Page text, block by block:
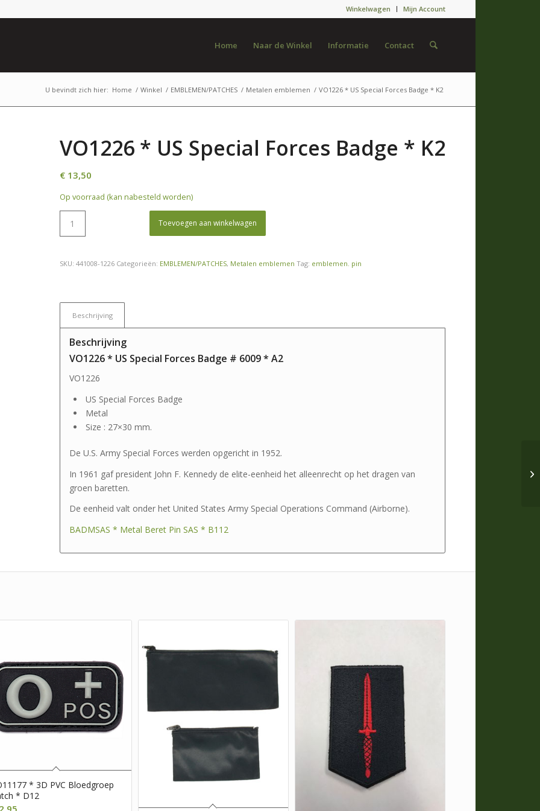
Winkelwagen Mijn Account
Home Naar de Winkel Informatie Contact
U bevindt zich hier: Home / Winkel / EMBLEMEN/PATCHES / Metalen emblemen / VO1226 * US Special Forces Badge * K2
VO1226 * US Special Forces Badge * K2
€13,50
Op voorraad (kan nabesteld worden)
Toevoegen aan winkelwagen
SKU: 441008-1226 Categorieën: EMBLEMEN/PATCHES, Metalen emblemen Tag: emblemen. pin
Beschrijving
Beschrijving
VO1226 * US Special Forces Badge # 6009 * A2
VO1226
US Special Forces Badge
Metal
Size : 27×30 mm.
De U.S. Army Special Forces werden opgericht in 1952.
In 1961 gaf president John F. Kennedy de elite-eenheid het alleenrecht op het dragen van
groen baretten.
De eenheid valt onder het United States Army Special Operations Command (Airborne).
BADMSAS * Metal Beret Pin SAS * B112
* 3D PVC Bloedgroep
* D12
2,95